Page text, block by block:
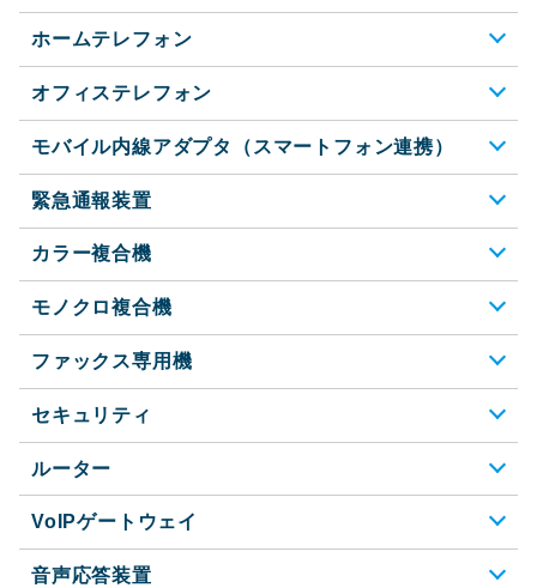
ホームテレフォン
オフィステレフォン
モバイル内線アダプタ（スマートフォン連携）
緊急通報装置
カラー複合機
モノクロ複合機
ファックス専用機
セキュリティ
ルーター
VoIPゲートウェイ
音声応答装置